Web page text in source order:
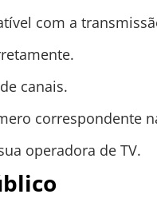
com a
canais.
correspondente
operadora de TV.